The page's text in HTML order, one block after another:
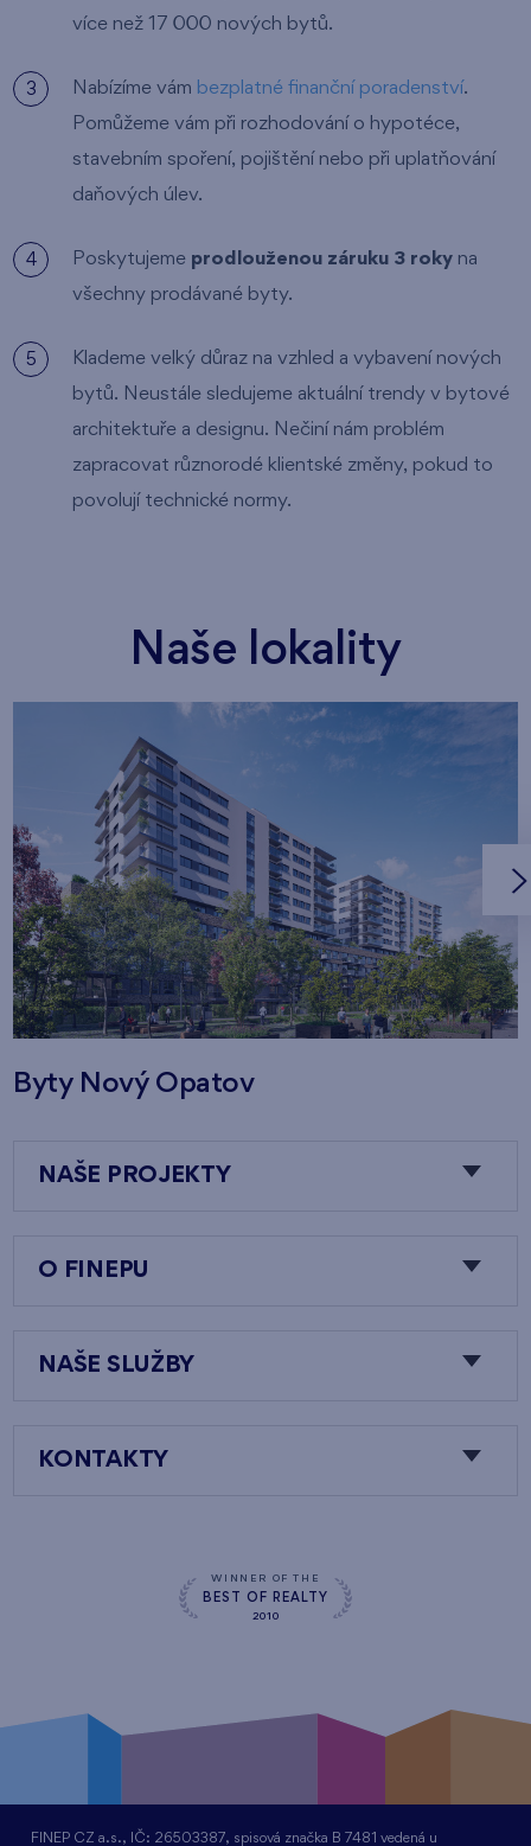
více než 17 000 nových bytů.
Nabízíme vám bezplatné finanční poradenství.
Pomůžeme vám při rozhodování o hypotéce,
stavebním spoření, pojištění nebo při uplatňování
daňových úlev.
Poskytujeme prodlouženou záruku 3 roky na
všechny prodávané byty.
Klademe velký důraz na vzhled a vybavení nových
bytů. Neustále sledujeme aktuální trendy v bytové
architektuře a designu. Nečiní nám problém
zapracovat různorodé klientské změny, pokud to
povolují technické normy.
Naše lokality
Byty Nový Opatov
NAŠE PROJEKTY
O FINEPU
NAŠE SLUŽBY
KONTAKTY
WINNER OF THE
BEST OF REALTY
2010
FINEP CZ a.s., IČ: 26503387, spisová značka B 7481 vedená u